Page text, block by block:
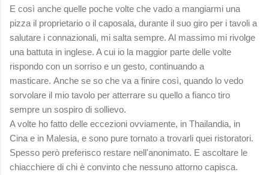
E così anche quelle poche volte che vado a mangiarmi una
pizza il proprietario o il caposala, durante il suo giro per i tavoli a
salutare i connazionali, mi salta sempre. Al massimo mi rivolge
una battuta in inglese. A cui io la maggior parte delle volte
rispondo con un sorriso e un gesto, continuando a
masticare. Anche se so che va a finire così, quando lo vedo
sorvolare il mio tavolo per atterrare su quello a fianco tiro
sempre un sospiro di sollievo.
A volte ho fatto delle eccezioni ovviamente, in Thailandia, in
Cina e in Malesia, e sono pure tornato a trovarli quei ristoratori.
Spesso però preferisco restare nell'anonimato. E ascoltare le
chiacchiere di chi è convinto che nessuno attorno capisca.